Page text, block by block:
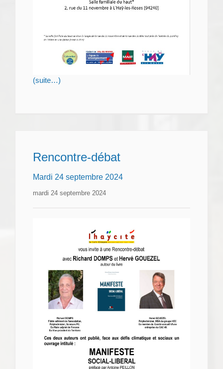
(suite…)
Rencontre-débat
Mardi 24 septembre 2024
mardi 24 septembre 2024